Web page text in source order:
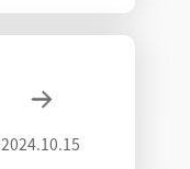
2024.10.15